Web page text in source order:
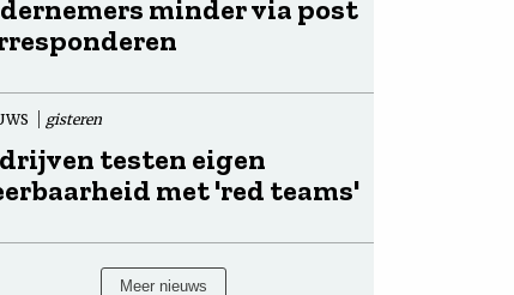
minder via post
gisteren
testen eigen
met 'red teams'
Meer nieuws